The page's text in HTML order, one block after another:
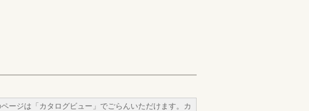
ージは「カタログビュー」でごらんいただけます。カ